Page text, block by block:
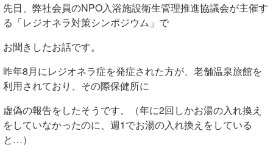
先日、弊社会員のNPO入浴施設衛生管理推進協議会が主催す
る「レジオネラ対策シンポジウム」で
お聞きしたお話です。
昨年8月にレジオネラ症を発症された方が、老舗温泉旅館を
利用されており、その際保健所に
虚偽の報告をしたそうです。（年に2回しかお湯の入れ換え
をしていなかったのに、週1でお湯の入れ換えをしている
と…）